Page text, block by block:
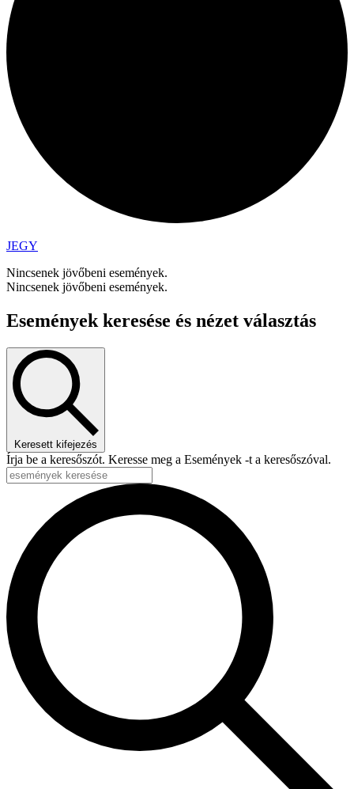
JEGY
Nincsenek jövőbeni események.
Nincsenek jövőbeni események.
Események keresése és nézet választás
Keresett kifejezés
Írja be a keresőszót. Keresse meg a Események -t a keresőszóval.